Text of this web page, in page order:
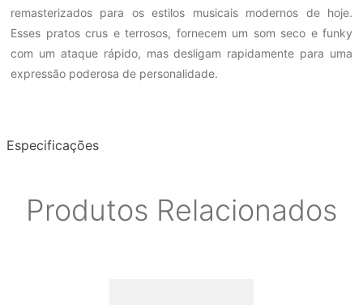
remasterizados para os estilos musicais modernos de hoje.
Esses pratos crus e terrosos, fornecem um som seco e funky
com um ataque rápido, mas desligam rapidamente para uma
expressão poderosa de personalidade.
Especificações
Produtos Relacionados